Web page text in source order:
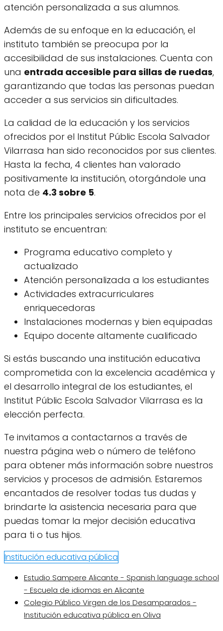
atención personalizada a sus alumnos.
Además de su enfoque en la educación, el
instituto también se preocupa por la
accesibilidad de sus instalaciones. Cuenta con
una entrada accesible para sillas de ruedas,
garantizando que todas las personas puedan
acceder a sus servicios sin dificultades.
La calidad de la educación y los servicios
ofrecidos por el Institut Públic Escola Salvador
Vilarrasa han sido reconocidos por sus clientes.
Hasta la fecha, 4 clientes han valorado
positivamente la institución, otorgándole una
nota de 4.3 sobre 5.
Entre los principales servicios ofrecidos por el
instituto se encuentran:
Programa educativo completo y
actualizado
Atención personalizada a los estudiantes
Actividades extracurriculares
enriquecedoras
Instalaciones modernas y bien equipadas
Equipo docente altamente cualificado
Si estás buscando una institución educativa
comprometida con la excelencia académica y
el desarrollo integral de los estudiantes, el
Institut Públic Escola Salvador Vilarrasa es la
elección perfecta.
Te invitamos a contactarnos a través de
nuestra página web o número de teléfono
para obtener más información sobre nuestros
servicios y procesos de admisión. Estaremos
encantados de resolver todas tus dudas y
brindarte la asistencia necesaria para que
puedas tomar la mejor decisión educativa
para ti o tus hijos.
Institución educativa pública
Estudio Sampere Alicante - Spanish language school
- Escuela de idiomas en Alicante
Colegio Público Virgen de los Desamparados -
Institución educativa pública en Oliva